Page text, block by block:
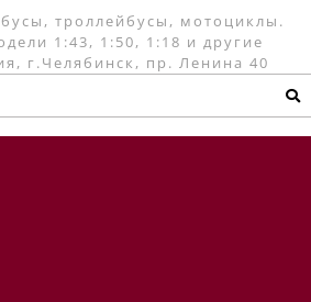
троллейбусы, мотоциклы.
1:43, 1:50, 1:18 и другие
г.Челябинск, пр. Ленина 40